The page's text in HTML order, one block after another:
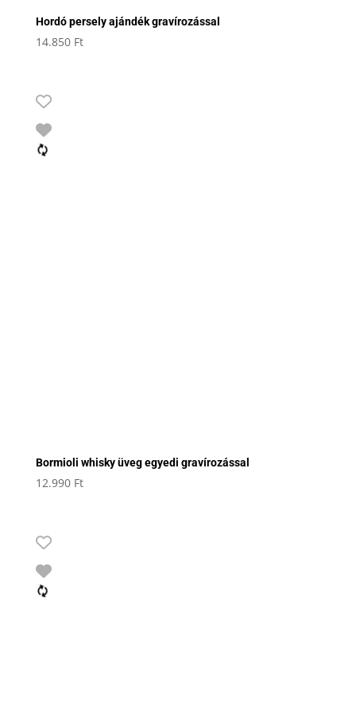
Hordó persely ajándék gravírozással
14.850 Ft
Bormioli whisky üveg egyedi gravírozással
12.990 Ft